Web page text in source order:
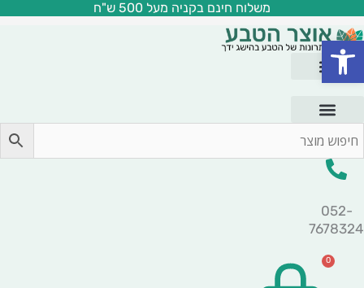
פתח סרגל נגישות
לתוכן
משלוח חינם בקניה מעל 500 ש"ח
052-
7678324
0